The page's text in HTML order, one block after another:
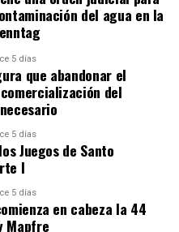
del agua en la
5 días
que abandonar el
del
5 días
Juegos de Santo
I
5 días
en cabeza la 44
Mapfre